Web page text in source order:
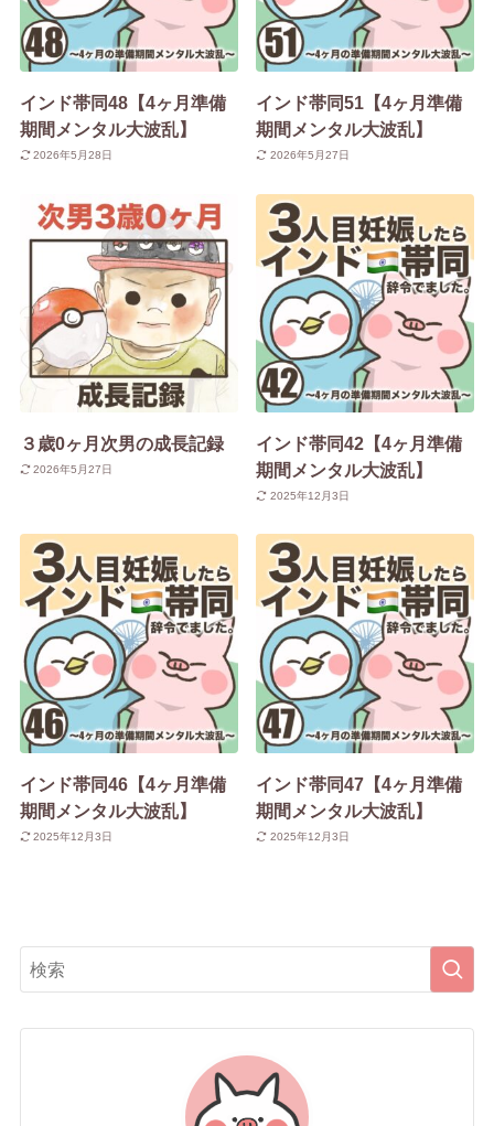
インド帯同48【4ヶ月準備
期間メンタル大波乱】
2026年5月28日
インド帯同51【4ヶ月準備
期間メンタル大波乱】
2026年5月27日
３歳0ヶ月次男の成長記録
2026年5月27日
インド帯同42【4ヶ月準備
期間メンタル大波乱】
2025年12月3日
インド帯同46【4ヶ月準備
期間メンタル大波乱】
2025年12月3日
インド帯同47【4ヶ月準備
期間メンタル大波乱】
2025年12月3日